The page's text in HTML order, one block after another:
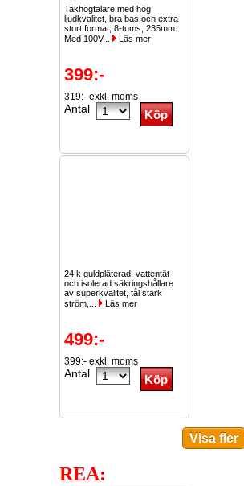
Takhögtalare med hög
ljudkvalitet, bra bas och extra
stort format, 8-tums, 235mm.
Med 100V...
Läs mer
399:-
319:- exkl. moms
Antal
24 k guldpläterad, vattentät
och isolerad säkringshållare
av superkvalitet, tål stark
ström,...
Läs mer
499:-
399:- exkl. moms
Antal
REA: